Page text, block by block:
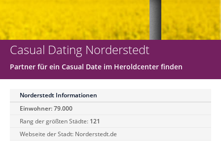
Casual Dating Norderstedt
Partner für ein Casual Date im Heroldcenter finden
Norderstedt Informationen
Einwohner: 79.000
Rang der größten Städte: 121
Webseite der Stadt: Norderstedt.de